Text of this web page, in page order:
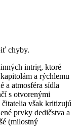
chyby.
intrig, ktoré
a rýchlemu
a atmosféra sídla
s otvorenými
však kritizujú
prvky dedičstva a
(milostný